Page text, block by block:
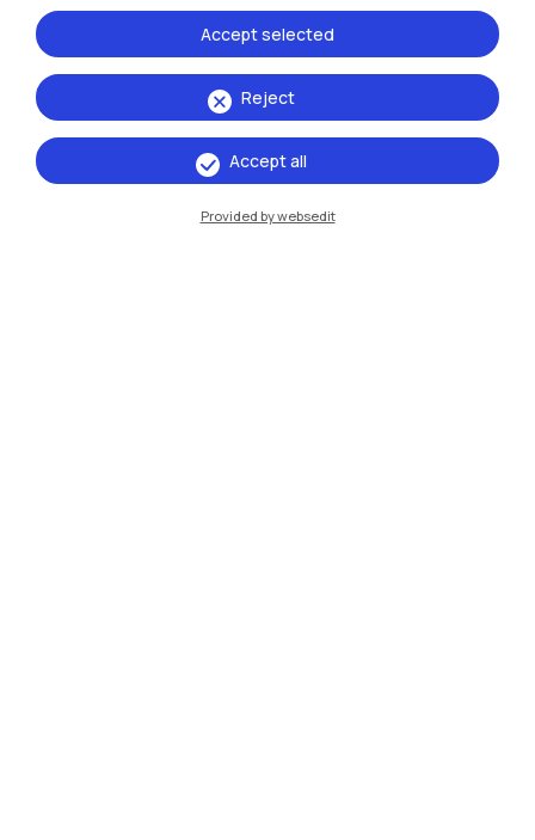
Mantova
Piacenza
Xi'an
Reject
Accept selected
Accept all
Provided by websedit